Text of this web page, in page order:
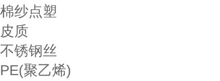
棉纱点塑
皮质
不锈钢丝
PE(聚乙烯)